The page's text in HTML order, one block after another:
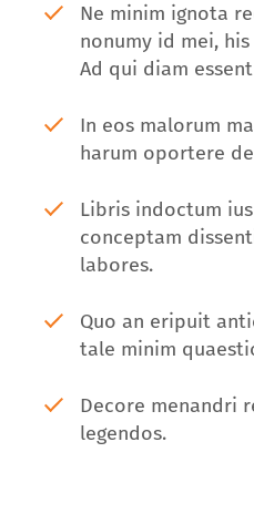
Ne minim ignota
nonumy id mei,
Ad qui diam
In eos malorum
harum oportere
Libris indoctum
conceptam
labores.
Quo an eripuit
tale minim
Decore menandri
legendos.